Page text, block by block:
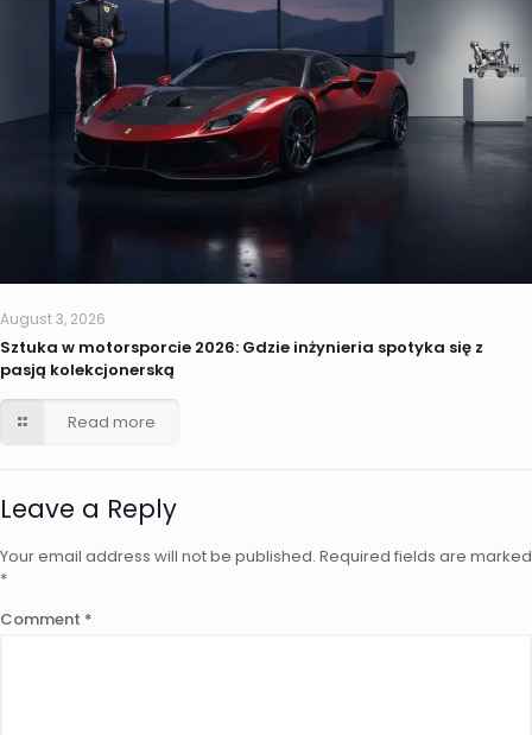
August 3, 2026
Sztuka w motorsporcie 2026: Gdzie inżynieria spotyka się z
pasją kolekcjonerską
Read more
Leave a Reply
Your email address will not be published. Required fields are marked
*
Comment *